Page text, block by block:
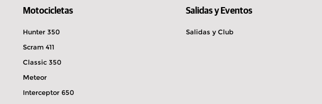
Motocicletas
Hunter 350
Scram 411
Classic 350
Meteor
Interceptor 650
Salidas y Eventos
Salidas y Club